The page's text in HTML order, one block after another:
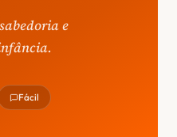
e
Fácil